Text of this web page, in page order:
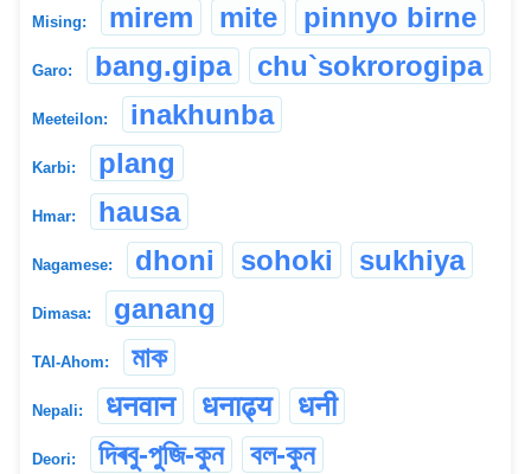
Mising: mirem mite pinnyo birne
Garo: bang.gipa chu`sokrorogipa
Meeteilon: inakhunba
Karbi: plang
Hmar: hausa
Nagamese: dhoni sohoki sukhiya
Dimasa: ganang
TAI-Ahom: মাক
Nepali: धनवान धनाढ्य धनी
Deori: দিৰবু-পুজি-কুন বল-কুন